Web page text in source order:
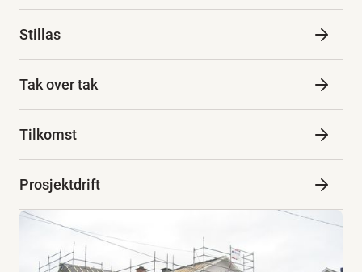
Stillas
Tak over tak
Tilkomst
Prosjektdrift